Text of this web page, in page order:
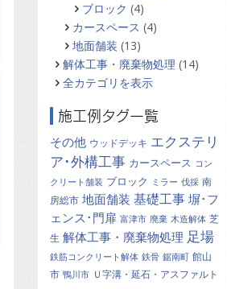
ブロック (4)
カースペース (4)
地面舗装 (13)
解体工事・廃棄物処理 (14)
全カテゴリを表示
施工例タグ一覧
その他 ウッドデッキ エクステリ
ア･外構工事 カースペース コン
クリート舗装 ブロック ミラー 伐採 南
房総市 地面舗装 基礎工事 塀･フ
ェンス･門扉 富津市 廃棄 木造解体 芝
生 解体工事・廃棄物処理 足場
鉄筋コンクリート解体 鉄骨 鋸南町 館山
市 鴨川市 Ｕ字溝・延石・アスファルト